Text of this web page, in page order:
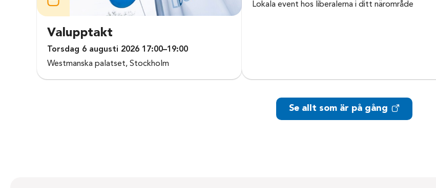
Valupptakt
Torsdag 6 augusti 2026 17:00–19:00
Westmanska palatset, Stockholm
Lokala event hos liberalerna i ditt närområde
Se allt som är på gång